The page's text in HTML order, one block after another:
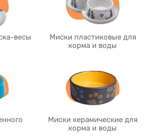
весы
Миски пластиковые для
корма и воды
Миски керамические для
корма и воды